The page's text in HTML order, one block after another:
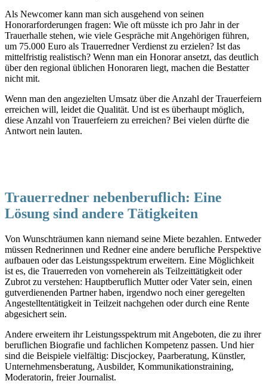
Als Newcomer kann man sich ausgehend von seinen
Honorarforderungen fragen: Wie oft müsste ich pro Jahr in der
Trauerhalle stehen, wie viele Gespräche mit Angehörigen führen,
um 75.000 Euro als Trauerredner Verdienst zu erzielen? Ist das
mittelfristig realistisch? Wenn man ein Honorar ansetzt, das deutlich
über den regional üblichen Honoraren liegt, machen die Bestatter
nicht mit.
Wenn man den angezielten Umsatz über die Anzahl der Trauerfeiern
erreichen will, leidet die Qualität. Und ist es überhaupt möglich,
diese Anzahl von Trauerfeiern zu erreichen? Bei vielen dürfte die
Antwort nein lauten.
Trauerredner nebenberuflich: Eine
Lösung sind andere Tätigkeiten
Von Wunschträumen kann niemand seine Miete bezahlen. Entweder
müssen Rednerinnen und Redner eine andere berufliche Perspektive
aufbauen oder das Leistungsspektrum erweitern. Eine Möglichkeit
ist es, die Trauerreden von vorneherein als Teilzeittätigkeit oder
Zubrot zu verstehen: Hauptberuflich Mutter oder Vater sein, einen
gutverdienenden Partner haben, irgendwo noch einer geregelten
Angestelltentätigkeit in Teilzeit nachgehen oder durch eine Rente
abgesichert sein.
Andere erweitern ihr Leistungsspektrum mit Angeboten, die zu ihrer
beruflichen Biografie und fachlichen Kompetenz passen. Und hier
sind die Beispiele vielfältig: Discjockey, Paarberatung, Künstler,
Unternehmensberatung, Ausbilder, Kommunikationstraining,
Moderatorin, freier Journalist.